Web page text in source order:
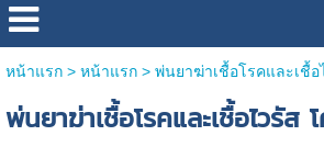
หน้าแรก> หน้าแรก> พ่นยาฆ่าเชื้อโรคและเชื้อ
พ่นยาฆ่าเชื้อโรคและเชื้อไวรัส